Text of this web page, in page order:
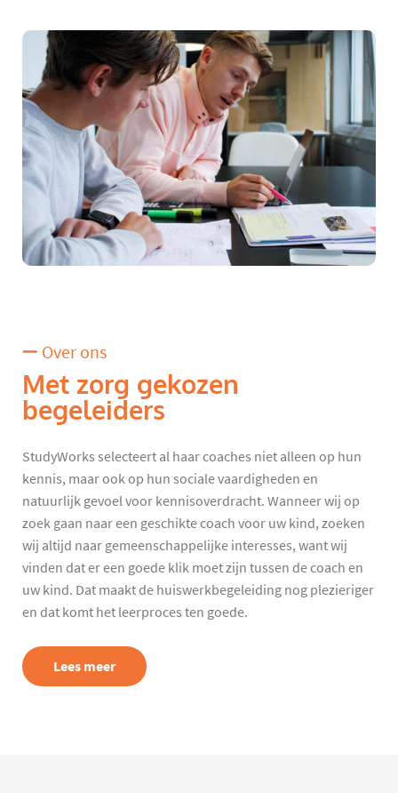
Over ons
Met zorg gekozen
begeleiders
StudyWorks selecteert al haar coaches niet alleen op hun
kennis, maar ook op hun sociale vaardigheden en
natuurlijk gevoel voor kennisoverdracht. Wanneer wij op
zoek gaan naar een geschikte coach voor uw kind, zoeken
wij altijd naar gemeenschappelijke interesses, want wij
vinden dat er een goede klik moet zijn tussen de coach en
uw kind. Dat maakt de huiswerkbegeleiding nog plezieriger
en dat komt het leerproces ten goede.
Lees meer